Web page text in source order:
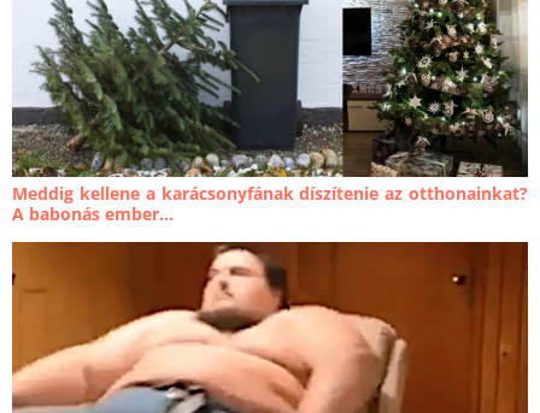
Meddig kellene a karácsonyfának díszítenie az otthonainkat?
A babonás ember...